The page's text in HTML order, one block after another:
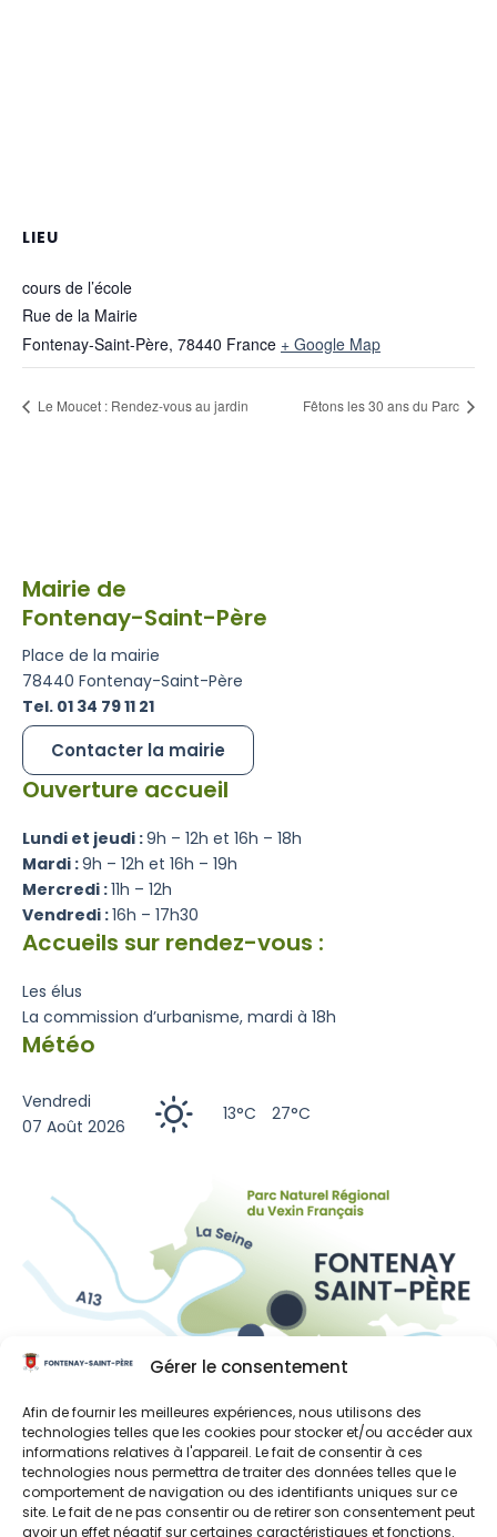
Gérer le consentement
Afin de fournir les meilleures expériences, nous utilisons des
technologies telles que les cookies pour stocker et/ou accéder aux
informations relatives à l'appareil. Le fait de consentir à ces
technologies nous permettra de traiter des données telles que le
comportement de navigation ou des identifiants uniques sur ce
site. Le fait de ne pas consentir ou de retirer son consentement peut
avoir un effet négatif sur certaines caractéristiques et fonctions.
LIEU
cours de l’école
Rue de la Mairie
Fontenay-Saint-Père, 78440 France + Google Map
Le Moucet : Rendez-vous au jardin Fêtons les 30 ans du Parc
Mairie de
Fontenay-Saint-Père
Place de la mairie
78440 Fontenay-Saint-Père
Tel. 01 34 79 11 21
Contacter la mairie
Ouverture accueil
Lundi et jeudi :9h – 12h et 16h – 18h
Mardi :9h – 12h et 16h – 19h
Mercredi :11h – 12h
Vendredi :16h – 17h30
Accueils sur rendez-vous :
Les élus
La commission d’urbanisme, mardi à 18h
Météo
Vendredi
07 Août 2026
13°C 27°C
Liens utiles
Région Île-de-France
Département des Yvelines
Grand Paris Seine et Oise